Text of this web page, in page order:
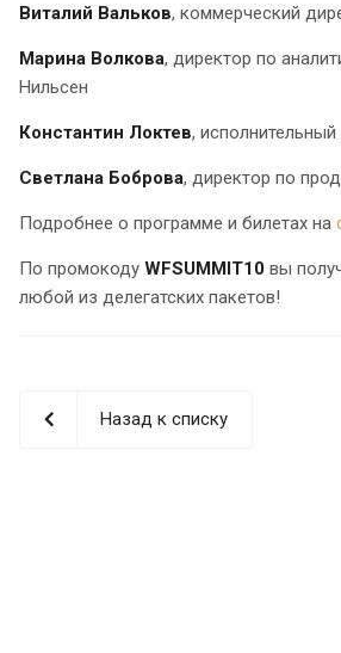
Виталий Вальков, коммерческий
Марина Волкова, директор по
Нильсен
Константин Локтев,
Светлана Боброва, директор по
Подробнее о программе и билетах на
По промокоду WFSUMMIT10 вы
любой из делегатских пакетов!
Назад к списку